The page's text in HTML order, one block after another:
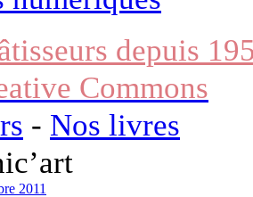
depuis
Commons
- Nos livres
2011